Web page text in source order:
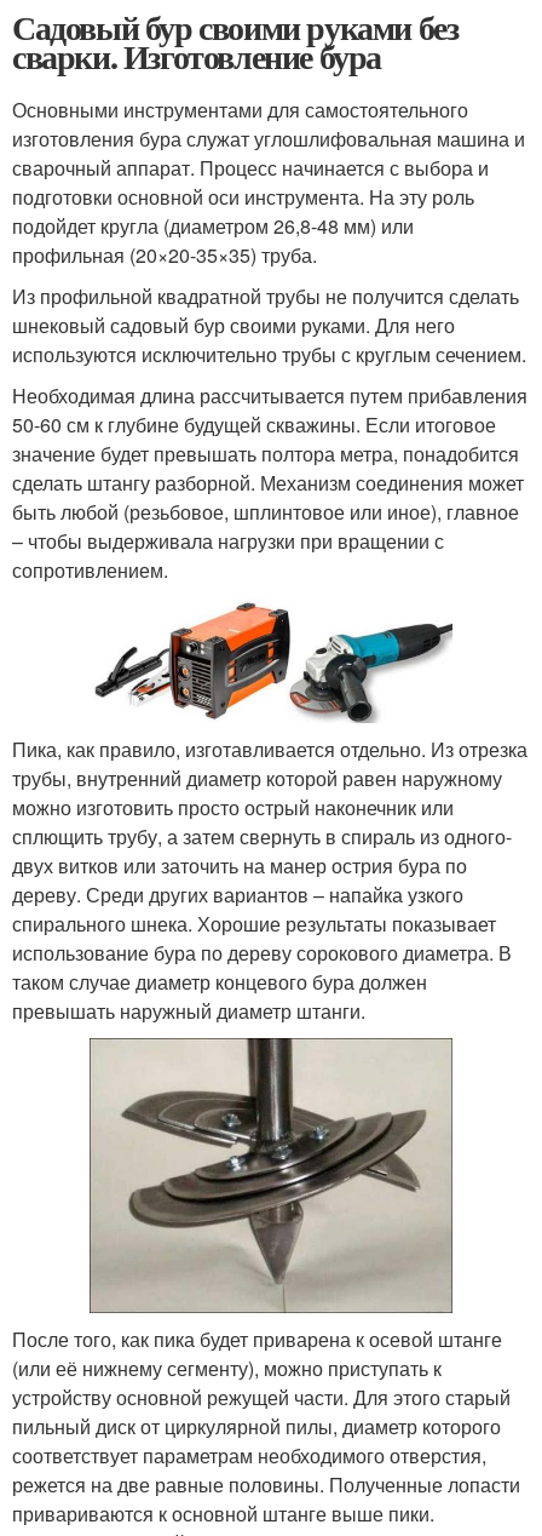
Садовый бур своими руками без
сварки. Изготовление бура
Основными инструментами для самостоятельного
изготовления бура служат углошлифовальная машина и
сварочный аппарат. Процесс начинается с выбора и
подготовки основной оси инструмента. На эту роль
подойдет кругла (диаметром 26,8-48 мм) или
профильная (20×20-35×35) труба.
Из профильной квадратной трубы не получится сделать
шнековый садовый бур своими руками. Для него
используются исключительно трубы с круглым сечением.
Необходимая длина рассчитывается путем прибавления
50-60 см к глубине будущей скважины. Если итоговое
значение будет превышать полтора метра, понадобится
сделать штангу разборной. Механизм соединения может
быть любой (резьбовое, шплинтовое или иное), главное
– чтобы выдерживала нагрузки при вращении с
сопротивлением.
Пика, как правило, изготавливается отдельно. Из отрезка
трубы, внутренний диаметр которой равен наружному
можно изготовить просто острый наконечник или
сплющить трубу, а затем свернуть в спираль из одного-
двух витков или заточить на манер острия бура по
дереву. Среди других вариантов – напайка узкого
спирального шнека. Хорошие результаты показывает
использование бура по дереву сорокового диаметра. В
таком случае диаметр концевого бура должен
превышать наружный диаметр штанги.
После того, как пика будет приварена к осевой штанге
(или её нижнему сегменту), можно приступать к
устройству основной режущей части. Для этого старый
пильный диск от циркулярной пилы, диаметр которого
соответствует параметрам необходимого отверстия,
режется на две равные половины. Полученные лопасти
привариваются к основной штанге выше пики.